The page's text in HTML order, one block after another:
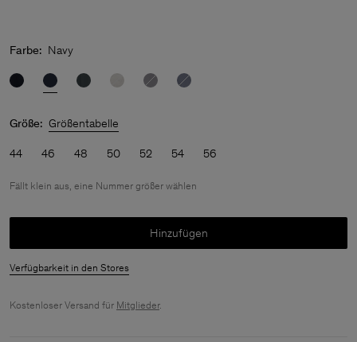
Farbe: Navy
Größe: Größentabelle
44 46 48 50 52 54 56
Fällt klein aus, eine Nummer größer wählen
Hinzufügen
Verfügbarkeit in den Stores
Kostenloser Versand für Mitglieder.